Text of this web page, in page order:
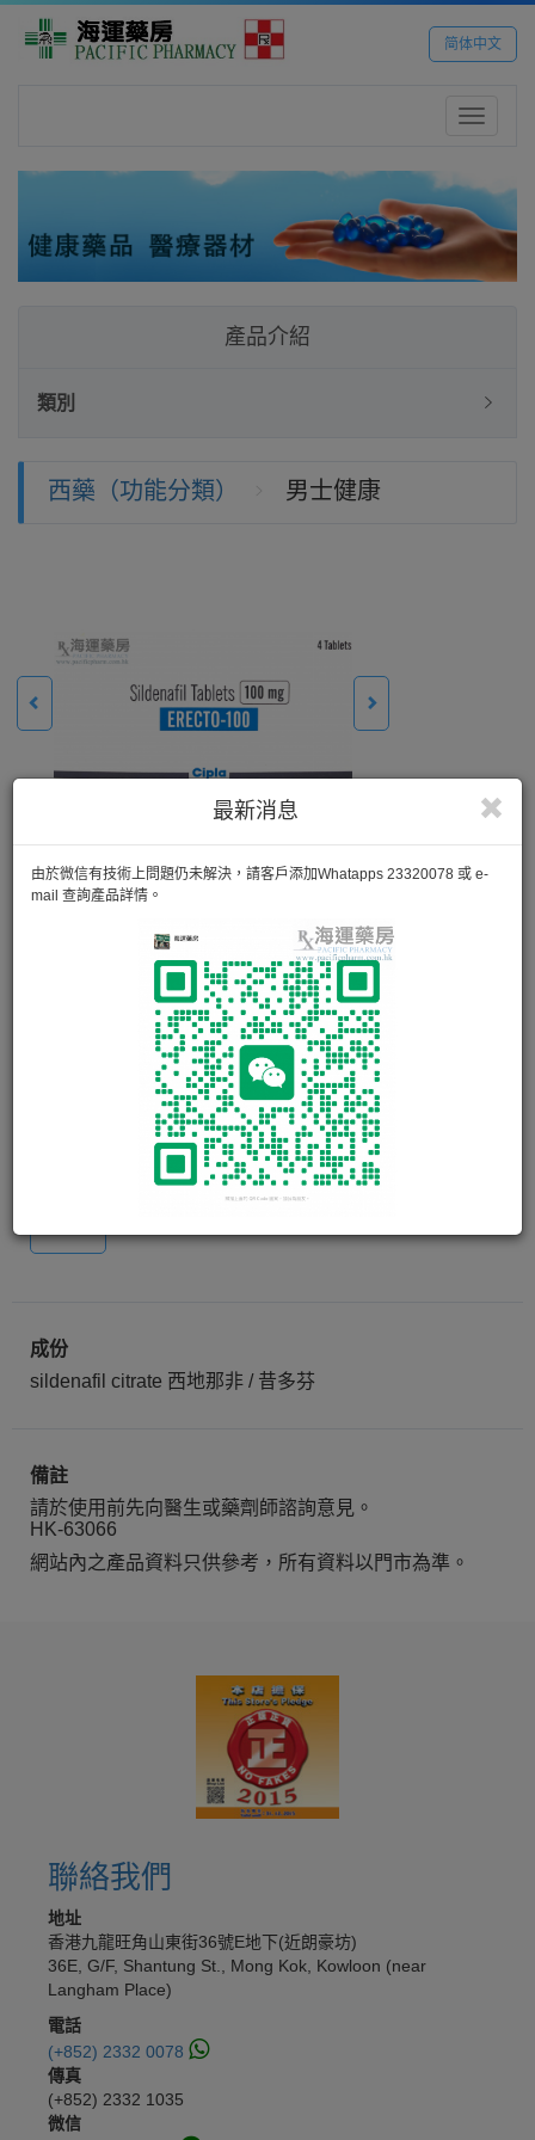
简体中文
Toggle
最新消息
由於微信有技術上問題仍未解決，請客戶添加Whatapps 23320078 或 e-
mail 查詢產品詳情。
產品介紹
類別
西藥（功能分類） 男士健康
易威特 ERECTO-100 TABLETS
成份
sildenafil citrate 西地那非 / 昔多芬
備註
請於使用前先向醫生或藥劑師諮詢意見。
HK-63066
網站內之產品資料只供參考，所有資料以門市為準。
聯絡我們
地址
香港九龍旺角山東街36號E地下(近朗豪坊)
36E, G/F, Shantung St., Mong Kok, Kowloon (near
Langham Place)
電話
(+852) 2332 0078
傳真
(+852) 2332 1035
微信